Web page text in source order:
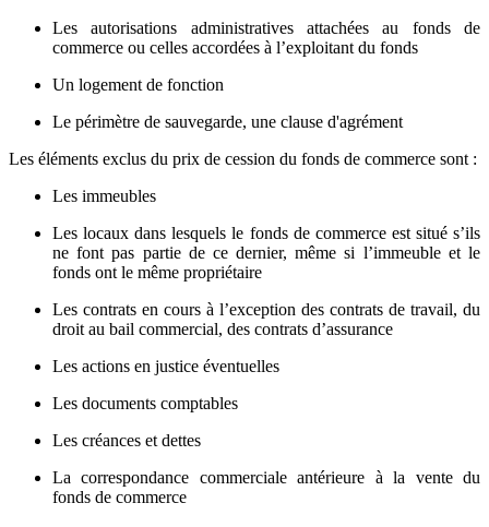
Les autorisations administratives attachées au fonds de
commerce ou celles accordées à l’exploitant du fonds
Un logement de fonction
Le périmètre de sauvegarde, une clause d'agrément
Les éléments exclus du prix de cession du fonds de commerce sont :
Les immeubles
Les locaux dans lesquels le fonds de commerce est situé s’ils
ne font pas partie de ce dernier, même si l’immeuble et le
fonds ont le même propriétaire
Les contrats en cours à l’exception des contrats de travail, du
droit au bail commercial, des contrats d’assurance
Les actions en justice éventuelles
Les documents comptables
Les créances et dettes
La correspondance commerciale antérieure à la vente du
fonds de commerce